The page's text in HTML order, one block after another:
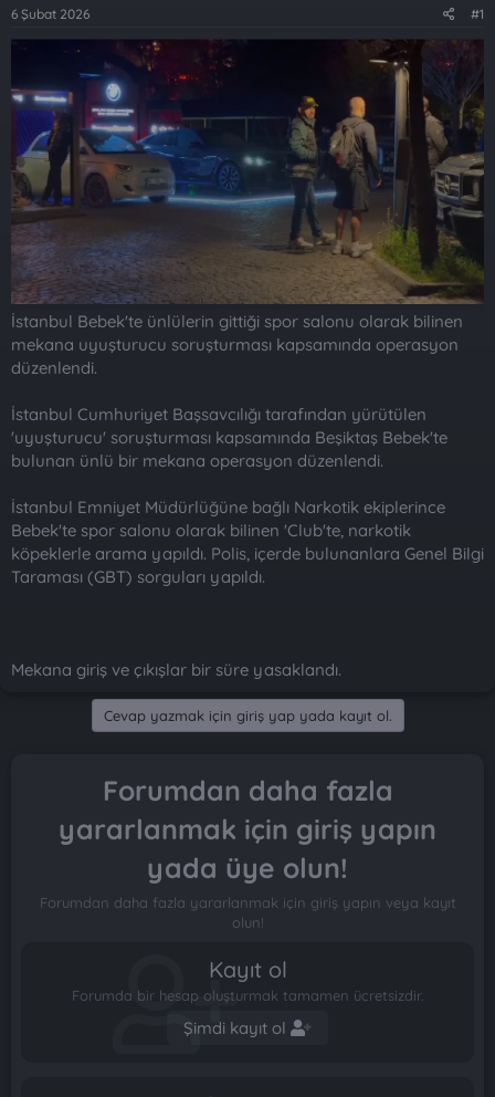
b
a
t
n
r
i
h
i
6 Şubat 2026 #1
İstanbul Bebek'te ünlülerin gittiği spor salonu olarak bilinen
mekana uyuşturucu soruşturması kapsamında operasyon
düzenlendi.
İstanbul Cumhuriyet Başsavcılığı tarafından yürütülen
'uyuşturucu' soruşturması kapsamında Beşiktaş Bebek'te
bulunan ünlü bir mekana operasyon düzenlendi.
İstanbul Emniyet Müdürlüğüne bağlı Narkotik ekiplerince
Bebek'te spor salonu olarak bilinen 'Club'te, narkotik
köpeklerle arama yapıldı. Polis, içerde bulunanlara Genel Bilgi
Taraması (GBT) sorguları yapıldı.
Mekana giriş ve çıkışlar bir süre yasaklandı.
Cevap yazmak için giriş yap yada kayıt ol.
Forumdan daha fazla
yararlanmak için giriş yapın
yada üye olun!
Forumdan daha fazla yararlanmak için giriş yapın veya kayıt
olun!
Kayıt ol
Forumda bir hesap oluşturmak tamamen ücretsizdir.
Şimdi kayıt ol